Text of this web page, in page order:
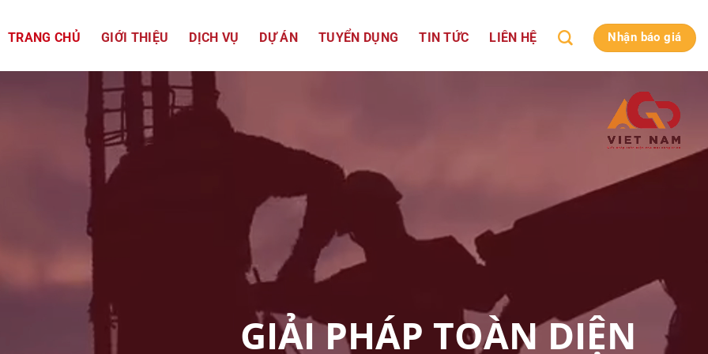
TRANG CHỦ GIỚI THIỆU DỊCH VỤ DỰ ÁN TUYỂN DỤNG TIN TỨC LIÊN HỆ Nhận báo giá
GIẢI PHÁP TOÀN DIỆN